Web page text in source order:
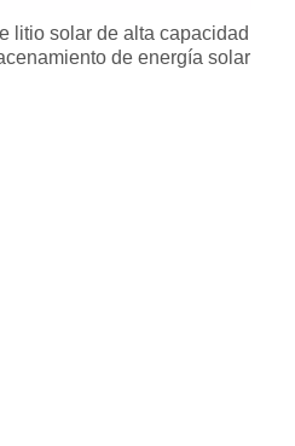
litio solar de alta capacidad
de energía solar